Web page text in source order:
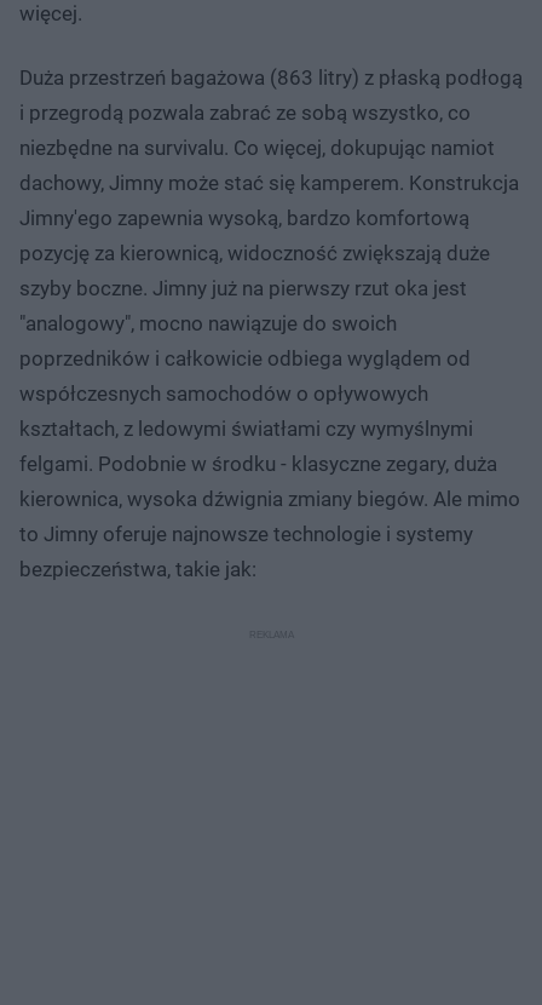
więcej.
Duża przestrzeń bagażowa (863 litry) z płaską podłogą
i przegrodą pozwala zabrać ze sobą wszystko, co
niezbędne na survivalu. Co więcej, dokupując namiot
dachowy, Jimny może stać się kamperem. Konstrukcja
Jimny'ego zapewnia wysoką, bardzo komfortową
pozycję za kierownicą, widoczność zwiększają duże
szyby boczne. Jimny już na pierwszy rzut oka jest
"analogowy", mocno nawiązuje do swoich
poprzedników i całkowicie odbiega wyglądem od
współczesnych samochodów o opływowych
kształtach, z ledowymi światłami czy wymyślnymi
felgami. Podobnie w środku - klasyczne zegary, duża
kierownica, wysoka dźwignia zmiany biegów. Ale mimo
to Jimny oferuje najnowsze technologie i systemy
bezpieczeństwa, takie jak: